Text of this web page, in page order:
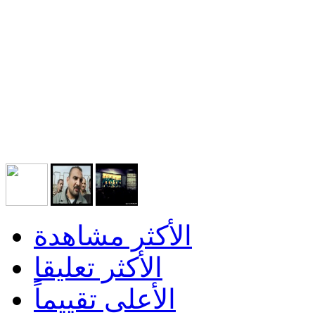
الأكثر مشاهدة
الأكثر تعليقا
الأعلى تقييماً